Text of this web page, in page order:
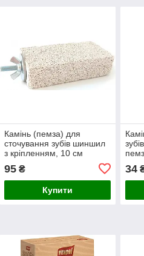
Камінь (пемза) для
сточування зубів шиншил
з кріпленням, 10 см
95₴
Купити
34